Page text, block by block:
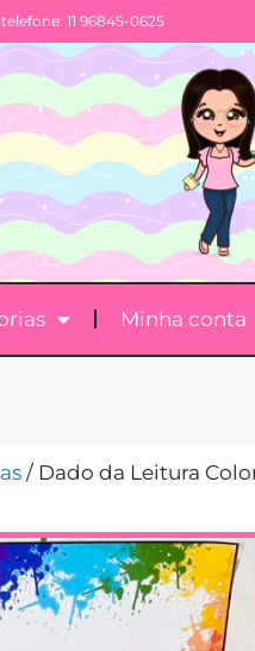
11 96845-0625
Minha conta
/ Dado da Leitura